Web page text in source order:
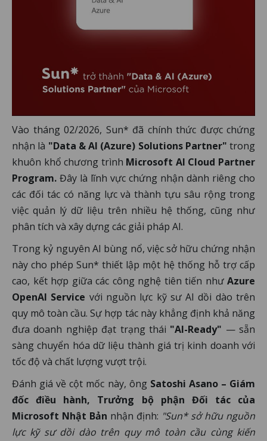
Vào tháng 02/2026, Sun* đã chính thức được chứng
nhận là "Data & AI (Azure) Solutions Partner" trong
khuôn khổ chương trình Microsoft AI Cloud Partner
Program. Đây là lĩnh vực chứng nhận dành riêng cho
các đối tác có năng lực và thành tựu sâu rộng trong
việc quản lý dữ liệu trên nhiều hệ thống, cũng như
phân tích và xây dựng các giải pháp AI.
Trong kỷ nguyên AI bùng nổ, việc sở hữu chứng nhận
này cho phép Sun* thiết lập một hệ thống hỗ trợ cấp
cao, kết hợp giữa các công nghệ tiên tiến nhưAzure
OpenAI Service với nguồn lực kỹ sư AI dồi dào trên
quy mô toàn cầu. Sự hợp tác này khẳng định khả năng
đưa doanh nghiệp đạt trạng thái "AI-Ready" — sẵn
sàng chuyển hóa dữ liệu thành giá trị kinh doanh với
tốc độ và chất lượng vượt trội.
Đánh giá về cột mốc này, ông Satoshi Asano – Giám
đốc điều hành, Trưởng bộ phận Đối tác của
Microsoft Nhật Bản nhận định: "Sun* sở hữu nguồn
lực kỹ sư dồi dào trên quy mô toàn cầu cùng kiến